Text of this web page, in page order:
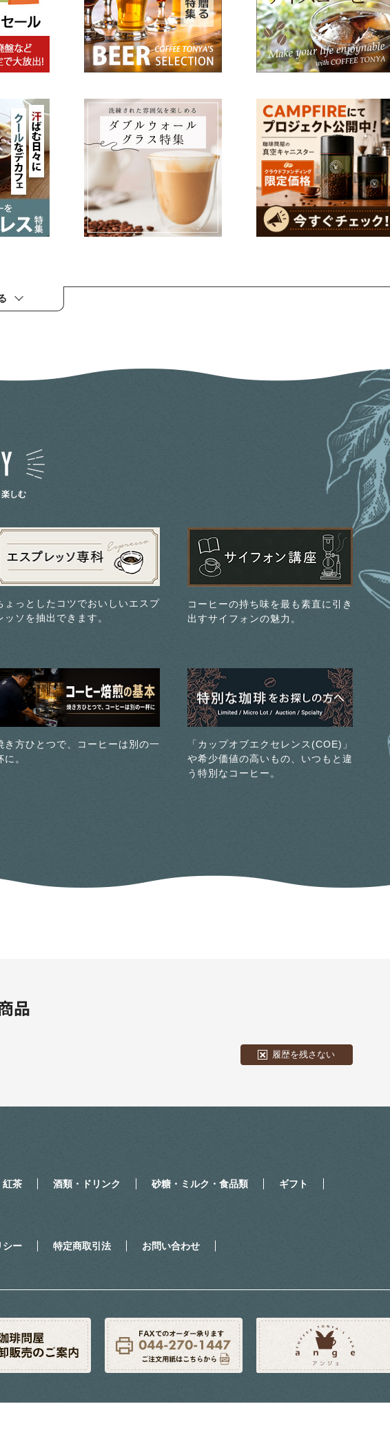
しむ
ょっとしたコツでおいしいエスプ
ッソを抽出できます。
コーヒーの持ち味を最も素直に引き
出すサイフォンの魅力。
き方ひとつで、コーヒーは別の一
に。
「カップオブエクセレンス(COE)」
や希少価値の高いもの、いつもと違
う特別なコーヒー。
履歴を残さない
紅茶 酒類・ドリンク 砂糖・ミルク・食品類 ギフト
シー 特定商取引法 お問い合わせ